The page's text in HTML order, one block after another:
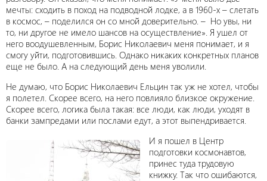
мечты: сходить в поход на подводной лодке, а в 1960-х – слетать
в космос, – поделился он со мной доверительно. – Но увы, ни
то, ни другое не имело шансов на осуществление». Я ушел от
него воодушевленным, Борис Николаевич меня понимает, и я
смогу уйти, подготовившись. Однако никаких конкретных планов
еще не было. А на следующий день меня уволили.
Не думаю, что Борис Николаевич Ельцин так уж не хотел, чтобы
я полетел. Скорее всего, на него повлияло близкое окружение.
Скорее всего, логика была такая: все люди, как люди, уходят в
банки зампредами или послами едут, а этот выпендривается.
И я пошел в Центр
подготовки космонавтов,
принес туда трудовую
книжку. Так что ошибаются,